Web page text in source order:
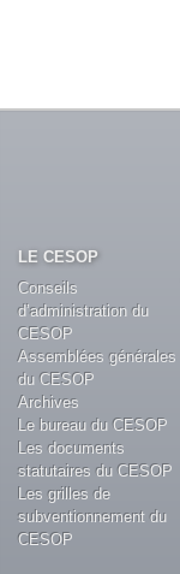
LE CESOP
Conseils
d’administration du
CESOP
Assemblées générales
du CESOP
Archives
Le bureau du CESOP
Les documents
statutaires du CESOP
Les grilles de
subventionnement du
CESOP